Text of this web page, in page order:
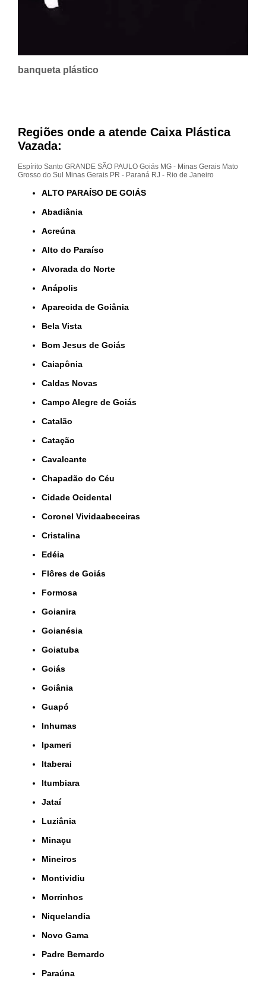
banqueta plástico
Regiões onde a atende Caixa Plástica
Vazada:
Espírito Santo GRANDE SÃO PAULO Goiás MG - Minas Gerais Mato
Grosso do Sul
Minas Gerais PR - Paraná RJ - Rio de Janeiro
ALTO PARAÍSO DE GOIÁS
Abadiânia
Acreúna
Alto do Paraíso
Alvorada do Norte
Anápolis
Aparecida de Goiânia
Bela Vista
Bom Jesus de Goiás
Caiapônia
Caldas Novas
Campo Alegre de Goiás
Catalão
Catação
Cavalcante
Chapadão do Céu
Cidade Ocidental
Coronel Vividaabeceiras
Cristalina
Edéia
Flôres de Goiás
Formosa
Goianira
Goianésia
Goiatuba
Goiás
Goiânia
Guapó
Inhumas
Ipameri
Itaberai
Itumbiara
Jataí
Luziânia
Minaçu
Mineiros
Montividiu
Morrinhos
Niquelandia
Novo Gama
Padre Bernardo
Paraúna